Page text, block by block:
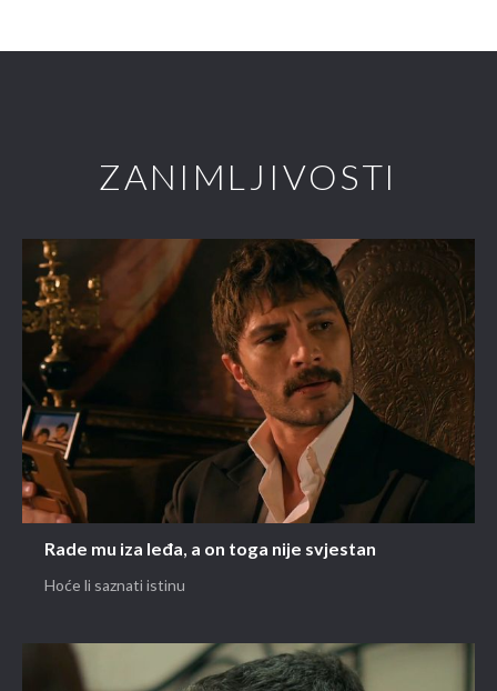
ZANIMLJIVOSTI
Rade mu iza leđa, a on toga nije svjestan
Hoće li saznati istinu